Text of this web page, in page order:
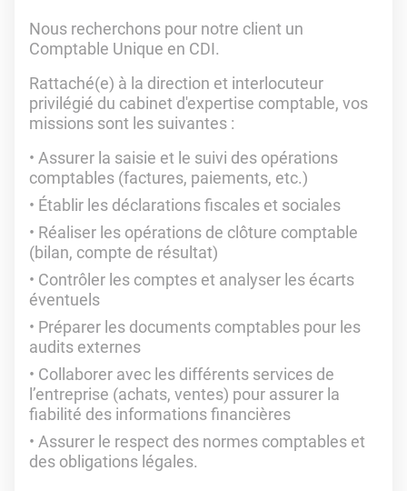
Nous recherchons pour notre client un
Comptable Unique en CDI.
Rattaché(e) à la direction et interlocuteur
privilégié du cabinet d'expertise comptable, vos
missions sont les suivantes :
Assurer la saisie et le suivi des opérations
comptables (factures, paiements, etc.)
Établir les déclarations fiscales et sociales
Réaliser les opérations de clôture comptable
(bilan, compte de résultat)
Contrôler les comptes et analyser les écarts
éventuels
Préparer les documents comptables pour les
audits externes
Collaborer avec les différents services de
l’entreprise (achats, ventes) pour assurer la
fiabilité des informations financières
Assurer le respect des normes comptables et
des obligations légales.